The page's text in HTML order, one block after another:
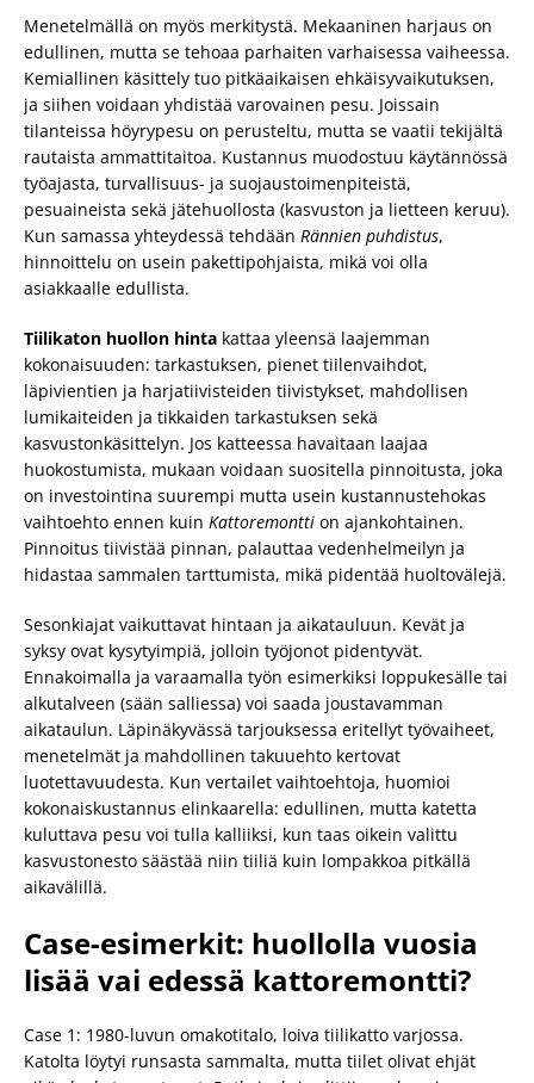
Menetelmällä on myös merkitystä. Mekaaninen harjaus on
edullinen, mutta se tehoaa parhaiten varhaisessa vaiheessa.
Kemiallinen käsittely tuo pitkäaikaisen ehkäisyvaikutuksen,
ja siihen voidaan yhdistää varovainen pesu. Joissain
tilanteissa höyrypesu on perusteltu, mutta se vaatii tekijältä
rautaista ammattitaitoa. Kustannus muodostuu käytännössä
työajasta, turvallisuus- ja suojaustoimenpiteistä,
pesuaineista sekä jätehuollosta (kasvuston ja lietteen keruu).
Kun samassa yhteydessä tehdään Rännien puhdistus,
hinnoittelu on usein pakettipohjaista, mikä voi olla
asiakkaalle edullista.
Tiilikaton huollon hinta kattaa yleensä laajemman
kokonaisuuden: tarkastuksen, pienet tiilenvaihdot,
läpivientien ja harjatiivisteiden tiivistykset, mahdollisen
lumikaiteiden ja tikkaiden tarkastuksen sekä
kasvustonkäsittelyn. Jos katteessa havaitaan laajaa
huokostumista, mukaan voidaan suositella pinnoitusta, joka
on investointina suurempi mutta usein kustannustehokas
vaihtoehto ennen kuin Kattoremontti on ajankohtainen.
Pinnoitus tiivistää pinnan, palauttaa vedenhelmeilyn ja
hidastaa sammalen tarttumista, mikä pidentää huoltovälejä.
Sesonkiajat vaikuttavat hintaan ja aikatauluun. Kevät ja
syksy ovat kysytyimpiä, jolloin työjonot pidentyvät.
Ennakoimalla ja varaamalla työn esimerkiksi loppukesälle tai
alkutalveen (sään salliessa) voi saada joustavamman
aikataulun. Läpinäkyvässä tarjouksessa eritellyt työvaiheet,
menetelmät ja mahdollinen takuuehto kertovat
luotettavuudesta. Kun vertailet vaihtoehtoja, huomioi
kokonaiskustannus elinkaarella: edullinen, mutta katetta
kuluttava pesu voi tulla kalliiksi, kun taas oikein valittu
kasvustonesto säästää niin tiiliä kuin lompakkoa pitkällä
aikavälillä.
Case-esimerkit: huollolla vuosia
lisää vai edessä kattoremontti?
Case 1: 1980-luvun omakotitalo, loiva tiilikatto varjossa.
Katolta löytyi runsasta sammalta, mutta tiilet olivat ehjät